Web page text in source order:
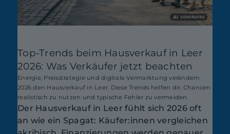
Top-Trends beim Hausverkauf in Leer
2026: Was Verkäufer jetzt beachten
Energie, Preisstrategie und digitale Vermarktung verändern
2026 den Hausverkauf in Leer. Diese Trends helfen dir, Chancen
realistisch zu nutzen und typische Fehler zu vermeiden.
Der Hausverkauf in Leer fühlt sich 2026 oft
an wie ein Spagat: Käufer:innen vergleichen